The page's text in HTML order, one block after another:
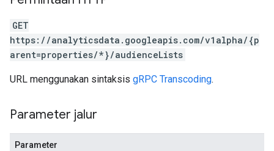
GET
https://analyticsdata.googleapis.com/v1alpha/{p
arent=properties/*}/audienceLists
URL menggunakan sintaksis gRPC Transcoding.
Parameter jalur
Parameter